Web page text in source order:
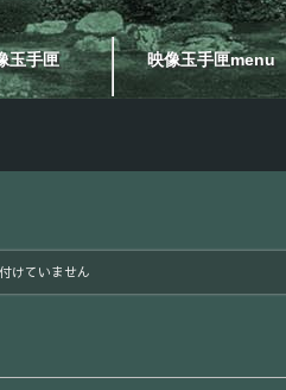
玉手匣 映像玉手匣menu
けていません